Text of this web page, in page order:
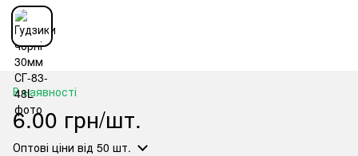
В наявності
6.00 грн/шт.
Оптові ціни від 50 шт.